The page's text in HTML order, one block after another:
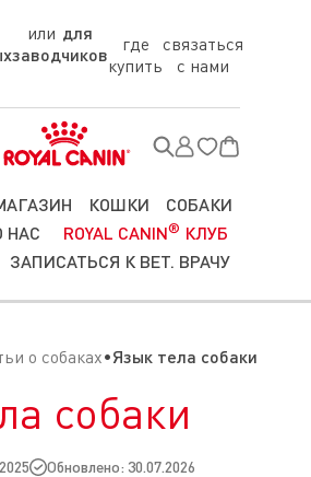
для
заводчиков
где
купить
связаться
с нами
КОШКИ
СОБАКИ
НАС ROYAL CANIN® КЛУБ
ЗАПИСАТЬСЯ К ВЕТ. ВРАЧУ
о собаках Язык тела собаки
собаки
Обновлено: 30.07.2026